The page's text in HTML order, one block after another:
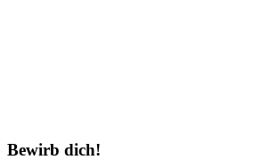
Bewirb dich!